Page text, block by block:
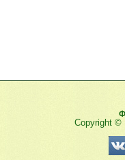
Copyright ©